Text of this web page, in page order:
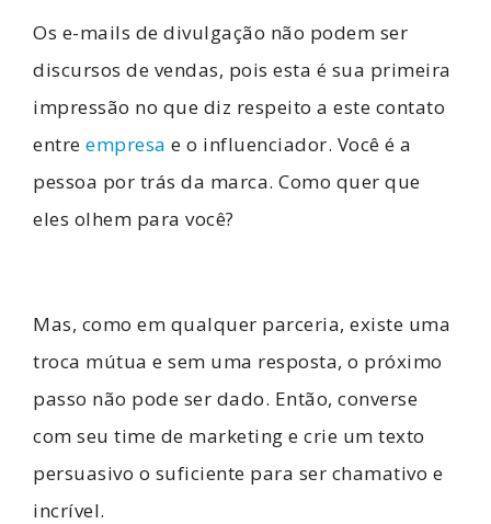
Os e-mails de divulgação não podem ser
discursos de vendas, pois esta é sua primeira
impressão no que diz respeito a este contato
entre empresa e o influenciador. Você é a
pessoa por trás da marca. Como quer que
eles olhem para você?
Mas, como em qualquer parceria, existe uma
troca mútua e sem uma resposta, o próximo
passo não pode ser dado. Então, converse
com seu time de marketing e crie um texto
persuasivo o suficiente para ser chamativo e
incrível.